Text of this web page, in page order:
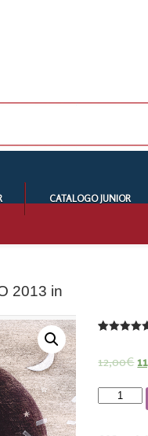
CATALOGO JUNIOR
2013 in
su base
12,00€
Questo